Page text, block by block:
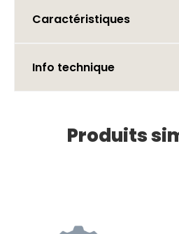
Caractéristiques
Info technique
Produits